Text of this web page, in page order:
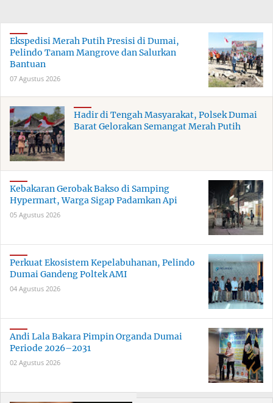
Ekspedisi Merah Putih Presisi di Dumai,
Pelindo Tanam Mangrove dan Salurkan
Bantuan
07 Agustus 2026
Hadir di Tengah Masyarakat, Polsek Dumai
Barat Gelorakan Semangat Merah Putih
Kebakaran Gerobak Bakso di Samping
Hypermart, Warga Sigap Padamkan Api
05 Agustus 2026
Perkuat Ekosistem Kepelabuhanan, Pelindo
Dumai Gandeng Poltek AMI
04 Agustus 2026
Andi Lala Bakara Pimpin Organda Dumai
Periode 2026–2031
02 Agustus 2026